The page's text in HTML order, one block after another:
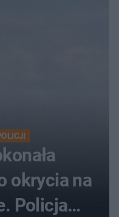
okrycia na
Policja